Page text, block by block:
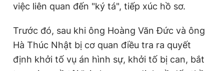
việc liên quan đến "ký tá", tiếp xúc hồ sơ.
Trước đó, sau khi ông Hoàng Văn Đức và ông
Hà Thúc Nhật bị cơ quan điều tra ra quyết
định khởi tố vụ án hình sự, khởi tố bị can, bắt